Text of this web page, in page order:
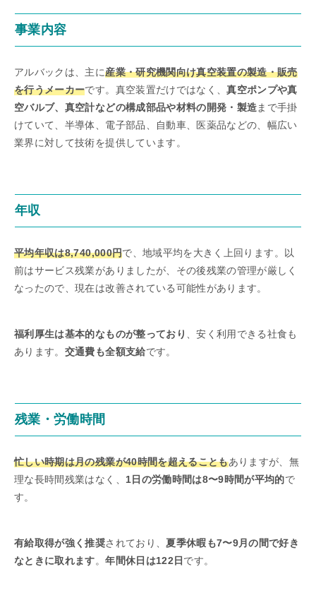
事業内容
アルバックは、主に産業・研究機関向け真空装置の製造・販売
を行うメーカーです。真空装置だけではなく、真空ポンプや真
空バルブ、真空計などの構成部品や材料の開発・製造まで手掛
けていて、半導体、電子部品、自動車、医薬品などの、幅広い
業界に対して技術を提供しています。
年収
平均年収は8,740,000円で、地域平均を大きく上回ります。以
前はサービス残業がありましたが、その後残業の管理が厳しく
なったので、現在は改善されている可能性があります。
福利厚生は基本的なものが整っており 、安く利用できる社食も
あります。 交通費も全額支給です。
残業・労働時間
忙しい時期は月の残業が40時間を超えることもありますが、無
理な長時間残業はなく、 1日の労働時間は8〜9時間が平均的で
す。
有給取得が強く推奨されており、夏季休暇も7〜9月の間で好き
なときに取れます。年間休日は122日 です。